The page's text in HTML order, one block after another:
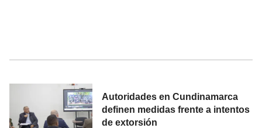
Autoridades en Cundinamarca
definen medidas frente a intentos
de extorsión